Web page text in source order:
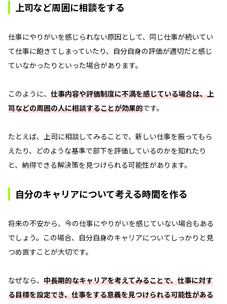
上司など周囲に相談をする
仕事にやりがいを感じられない原因として、同じ仕事が続いてい
て仕事に飽きてしまっていたり、自分自身の評価が適切だと感じ
ていなかったりといった場合があります。
このように、 仕事内容や評価制度に不満を感じている場合は、上
司などの周囲の人に相談することが効果的です。
たとえば、上司に相談してみることで、新しい仕事を振ってもら
えたり、どのような基準で部下を評価しているのかを知れたり
と、納得できる解決策を見つけられる可能性があります。
自分のキャリアについて考える時間を作る
将来の不安から、今の仕事にやりがいを感じていない場合もある
でしょう。この場合、自分自身のキャリアについてしっかりと見
つめ直すことが大切です。
なぜなら、 中長期的なキャリアを考えてみることで、仕事に対す
る目標を設定でき、仕事をする意義を見つけられる可能性がある